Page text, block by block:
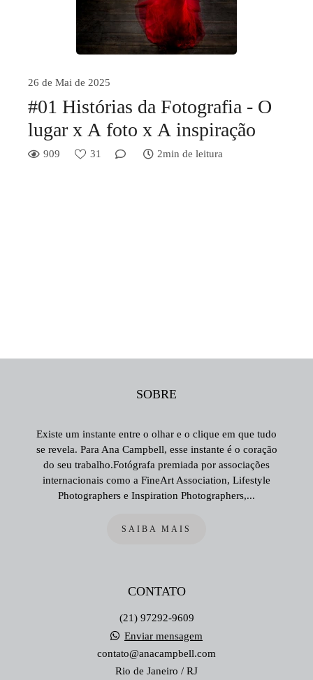
26 de Mai de 2025
#01 Histórias da Fotografia - O
lugar x A foto x A inspiração
909 31 2min de leitura
SOBRE
Existe um instante entre o olhar e o clique em que tudo
se revela. Para Ana Campbell, esse instante é o coração
do seu trabalho.Fotógrafa premiada por associações
internacionais como a FineArt Association, Lifestyle
Photographers e Inspiration Photographers,...
SAIBA MAIS
CONTATO
(21) 97292-9609
Enviar mensagem
contato@anacampbell.com
Rio de Janeiro / RJ